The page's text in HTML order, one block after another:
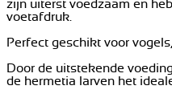
zijn uiterst voedzaam en
voetafdruk.
Perfect geschikt voor
Door de uitstekende
de hermetia larven het